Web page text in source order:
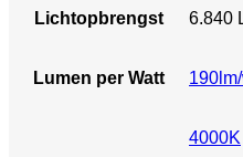
Lichtopbrengst 6.840
Lumen per Watt
4000K